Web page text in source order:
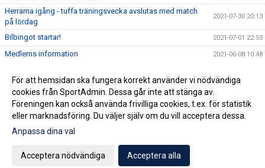
Herrarna igång - tuffa träningsvecka avslutas med match
på lördag
2021-07-30 20:13
Bilbingot startar! 2021-07-01 22:55
Medlems information 2021-06-08 10:48
Nya uppdaterade riktlinjer för Covid gällande
ungdomslagen 10-19 år i Nässjö FF.
Gå till Webbversion
För att hemsidan ska fungera korrekt använder vi nödvändiga
cookies från SportAdmin. Dessa går inte att stänga av.
Föreningen kan också använda frivilliga cookies, t.ex. för statistik
eller marknadsföring. Du väljer själv om du vill acceptera dessa.
Anpassa dina val
Acceptera nödvändiga Acceptera alla